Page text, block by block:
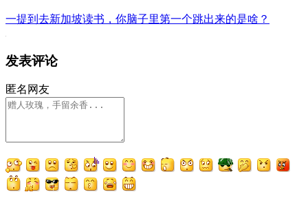
一提到去新加坡读书，你脑子里第一个跳出来的是啥？
发表评论
匿名网友